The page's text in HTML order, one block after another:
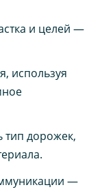
и целей —
используя
тип дорожек,
—